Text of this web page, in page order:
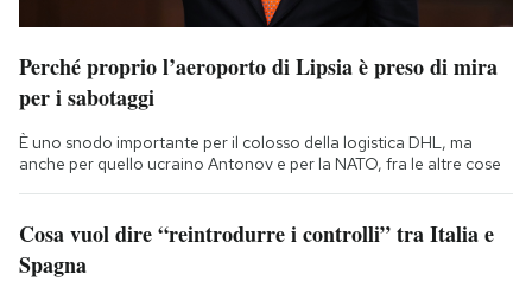
Perché proprio l’aeroporto di Lipsia è preso di mira
per i sabotaggi
È uno snodo importante per il colosso della logistica DHL, ma
anche per quello ucraino Antonov e per la NATO, fra le altre cose
Cosa vuol dire “reintrodurre i controlli” tra Italia e
Spagna